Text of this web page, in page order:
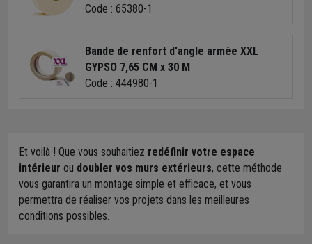
Code : 65380-1
Bande de renfort d'angle armée XXL
GYPSO 7,65 CM x 30 M
Code : 444980-1
Et voilà ! Que vous souhaitiez redéfinir votre espace
intérieur ou doubler vos murs extérieurs, cette méthode
vous garantira un montage simple et efficace, et vous
permettra de réaliser vos projets dans les meilleures
conditions possibles.